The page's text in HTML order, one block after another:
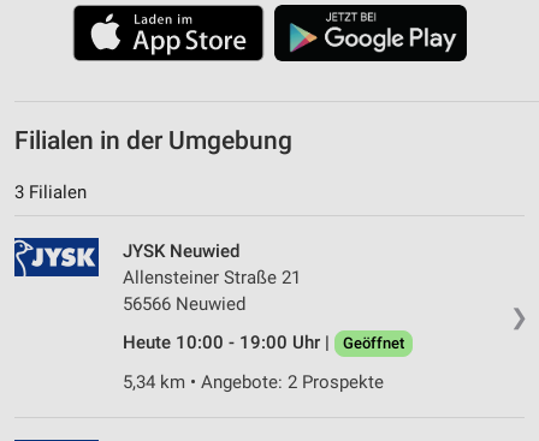
Filialen in der Umgebung
3 Filialen
❯
JYSK Neuwied
Allensteiner Straße 21
56566 Neuwied
Heute 10:00 - 19:00 Uhr |
Geöffnet
5,34 km • Angebote: 2 Prospekte